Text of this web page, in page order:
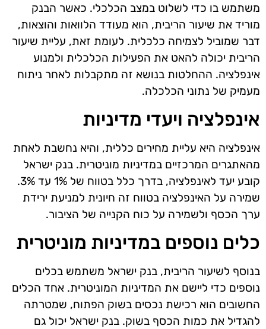
משתמש בו כדי לשלוט במצב הכלכלי. כאשר הבנק
מוריד את שיעור הריבית, הוא מעודד הלוואות והוצאות,
דבר שמוביל לצמיחה כלכלית. לעומת זאת, עליית שיעור
הריבית יכולה להאט את הפעילות הכלכלית ולמנוע
אינפלציה. ההחלטות בנושא זה מתקבלות לאחר ניתוח
מעמיק של נתוני הכלכלה.
אינפלציה ויעדי מדיניות
אינפלציה היא עליית מחירים כללית, והיא נחשבת לאחת
מהאתגרים המרכזיים במדיניות מוניטרית. בנק ישראל
קובע יעד לאינפלציה, בדרך כלל בטווח של 1% עד 3%.
שמירה על האינפלציה בטווח זה חיונית למניעת ירידת
ערך הכסף ולשמירה על כוח הקנייה של הציבור.
כלים נוספים במדיניות מוניטרית
בנוסף לשיעור הריבית, בנק ישראל משתמש בכלים
נוספים כדי ליישם את המדיניות המוניטרית. אחד הכלים
החשובים הוא רכישת נכסים בשוק הפתוח, שמטרתה
להגדיל את כמות הכסף בשוק. בנק ישראל יכול גם